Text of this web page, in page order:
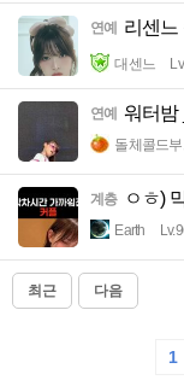
연예 리센느
대센느
연예 워터밤
돌체콜드
계층 ㅇㅎ)
Earth
최근 다음
1